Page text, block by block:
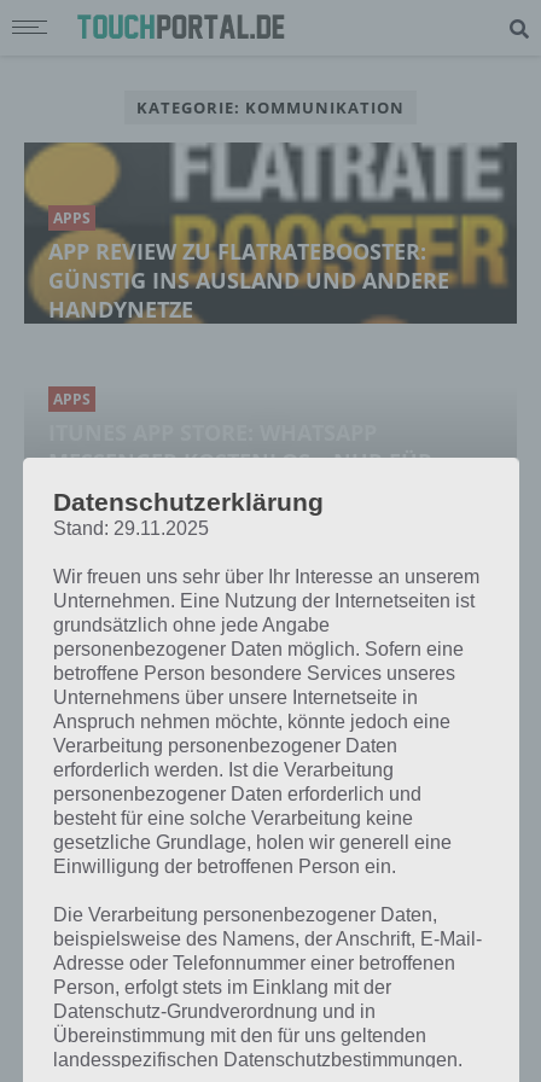
KATEGORIE: KOMMUNIKATION
APPS
APP REVIEW ZU FLATRATEBOOSTER:
GÜNSTIG INS AUSLAND UND ANDERE
HANDYNETZE
APPS
MESSENGER KOSTENLOS – NUR FÜR
KURZE ZEIT
APPS
ANDROID APP REVIEW: GO SMS PRO ALS
WHATSAPP KONKURRENT
APPS
ANDROID APP REVIEW: AWESOME DROP
APPS
TEST FÜR VERLIEBTE TEIL 2 – APPS
RUND UM DEN VALENTINSTAG
PAUL STELZER-12. FEBRUAR 2012
Datenschutzerklärung
Stand: 29.11.2025
Wir freuen uns sehr über Ihr Interesse an unserem
Unternehmen. Eine Nutzung der Internetseiten ist
grundsätzlich ohne jede Angabe
personenbezogener Daten möglich. Sofern eine
betroffene Person besondere Services unseres
Unternehmens über unsere Internetseite in
Anspruch nehmen möchte, könnte jedoch eine
Verarbeitung personenbezogener Daten
erforderlich werden. Ist die Verarbeitung
personenbezogener Daten erforderlich und
besteht für eine solche Verarbeitung keine
gesetzliche Grundlage, holen wir generell eine
Einwilligung der betroffenen Person ein.
Die Verarbeitung personenbezogener Daten,
beispielsweise des Namens, der Anschrift, E-Mail-
Adresse oder Telefonnummer einer betroffenen
Person, erfolgt stets im Einklang mit der
Datenschutz-Grundverordnung und in
Übereinstimmung mit den für uns geltenden
landesspezifischen Datenschutzbestimmungen.